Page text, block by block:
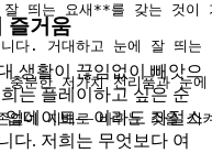
잘 띄는 요새**를 갖는 것
니다. 거대하고 눈에 잘
분한 저가치 전리품과 눈
즐거움
생활이 끊임없이 빼앗으
는 플레이하고 싶은 순
업데이트—이라도 좌절스
다. 저희는 무엇보다 여